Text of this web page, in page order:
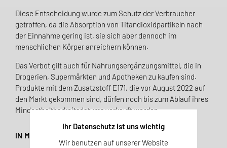
Diese Entscheidung wurde zum Schutz der Verbraucher
getroffen, da die Absorption von Titandioxidpartikeln nach
der Einnahme gering ist, sie sich aber dennoch im
menschlichen Körper anreichern können.
Das Verbot gilt auch für Nahrungsergänzungsmittel, die in
Drogerien, Supermärkten und Apotheken zu kaufen sind.
Produkte mit dem Zusatzstoff E171, die vor August 2022 auf
den Markt gekommen sind, dürfen noch bis zum Ablauf ihres
Mindesthaltbarkeitsdatums verkauft werden.
IN MEDIKAMENTEN WEITERHIN ERLAUBT
Ihr Datenschutz ist uns wichtig
Wir benutzen auf unserer Website